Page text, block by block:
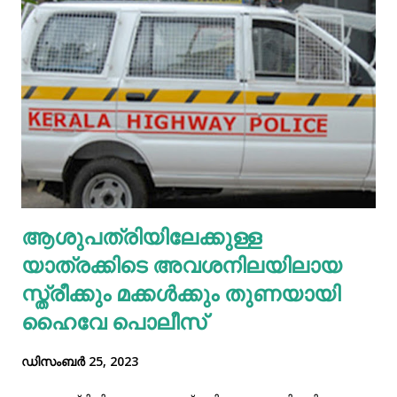
ഉപയോഗിക്കാന്‍ ശ്രമിച്ചാല്‍ ഉടന്‍ തന്നെ ഉപയോക്താവിനെ
അറിയിക്കുന്ന തരത്തിലാണ് ഫീച്ചര്‍. ഉപയോക്താവിന്റെ
സുരക്ഷ കണക്കിലെടുത്ത് വെബ്‌സൈറ്റുകള്‍
നിരീക്ഷിക്കുകയും ചെയ്യും.
ആശുപത്രിയിലേക്കുള്ള
യാത്രക്കിടെ അവശനിലയിലായ
സ്ത്രീക്കും മക്കൾക്കും തുണയായി
ഹൈവേ പൊലീസ്
ഡിസംബർ 25, 2023